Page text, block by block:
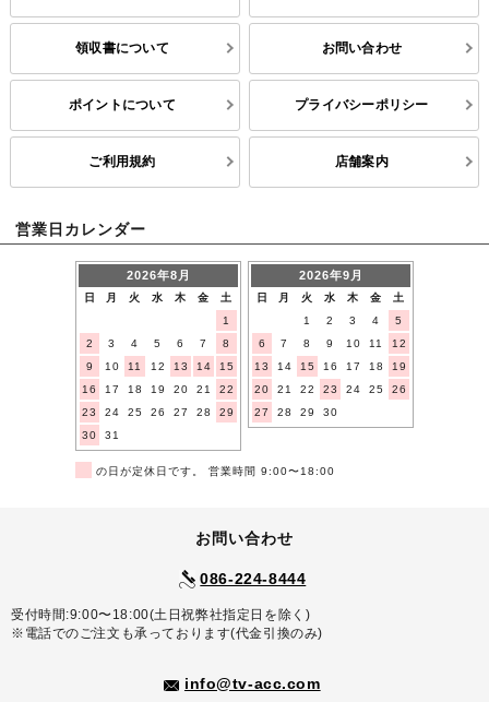
領収書について お問い合わせ
ポイントについて プライバシーポリシー
ご利用規約 店舗案内
営業日カレンダー
2026年8月
日 月 火 水 木 金
土
1
2
3 4 5 6 7
8
9
10 11 12 13 14
15
16
17 18 19 20 21
22
23
24 25 26 27 28
29
30
31
2026年9月
日 月 火 水 木 金
土
1
2 3 4
5
6
7 8 9 10 11
12
13
14 15 16 17 18
19
20
21 22 23 24 25
26
27
28 29 30
の日が定休日です。 営業時間 9:00〜18:00
お問い合わせ
086-224-8444
受付時間:9:00〜18:00(土日祝弊社指定日を除く)
※電話でのご注文も承っております(代金引換のみ)
info@tv-acc.com